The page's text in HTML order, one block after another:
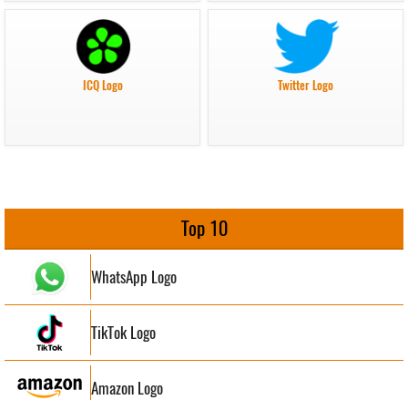
ICQ Logo Twitter Logo
Top 10
WhatsApp Logo
TikTok Logo
Amazon Logo